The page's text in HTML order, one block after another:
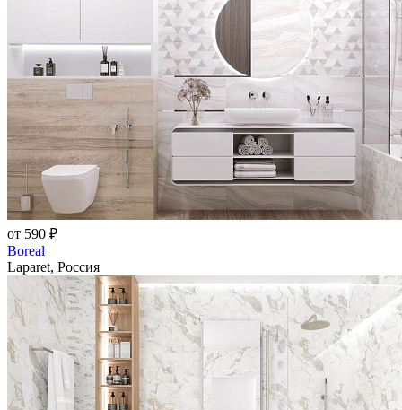
от 590 ₽
Boreal
Laparet, Россия